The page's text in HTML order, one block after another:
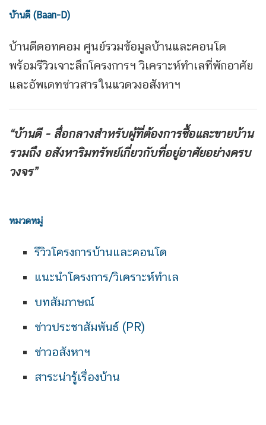
บ้านดี (Baan-D)
บ้านดีดอทคอม ศูนย์รวมข้อมูลบ้านและคอนโด
พร้อมรีวิวเจาะลึกโครงการฯ วิเคราะห์ทำเลที่พักอาศัย
และอัพเดทข่าวสารในแวดวงอสังหาฯ
“บ้านดี - สื่อกลางสำหรับผู้ที่ต้องการซื้อและขายบ้าน
รวมถึง อสังหาริมทรัพย์เกี่ยวกับที่อยู่อาศัยอย่างครบ
วงจร”
หมวดหมู่
รีวิวโครงการบ้านและคอนโด
แนะนำโครงการ/วิเคราะห์ทำเล
บทสัมภาษณ์
ข่าวประชาสัมพันธ์ (PR)
ข่าวอสังหาฯ
สาระน่ารู้เรื่องบ้าน